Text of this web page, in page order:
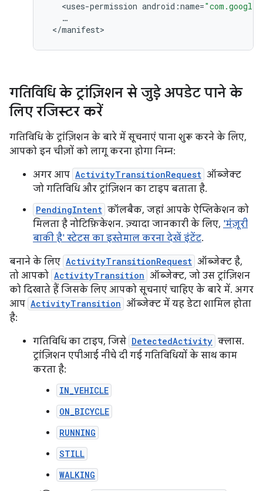
<uses-permission android :name=
…
</manifest
गतिविधि के ट्रांज़िशन से जुड़े अपडेट पाने के
लिए रजिस्टर करें
गतिविधि के ट्रांज़िशन के बारे में सूचनाएं पाना शुरू करने के लिए,
आपको इन चीज़ों को लागू करना होगा निम्न:
अगर आप ActivityTransitionRequest ऑब्जेक्ट
जो गतिविधि और ट्रांज़िशन का टाइप बताता है.
PendingIntent कॉलबैक, जहां आपके ऐप्लिकेशन को
मिलता है नोटिफ़िकेशन. ज़्यादा जानकारी के लिए, 'मंज़ूरी
बाकी है' स्टेटस का इस्तेमाल करना देखें इंटेंट.
बनाने के लिए ActivityTransitionRequest ऑब्जेक्ट है,
तो आपको ActivityTransition ऑब्जेक्ट, जो उस ट्रांज़िशन
को दिखाते हैं जिसके लिए आपको सूचनाएं चाहिए के बारे में. अगर
आप ActivityTransition ऑब्जेक्ट में यह डेटा शामिल होता
है:
गतिविधि का टाइप, जिसे DetectedActivity क्लास.
ट्रांज़िशन एपीआई नीचे दी गई गतिविधियों के साथ काम
करता है:
IN_VEHICLE
ON_BICYCLE
RUNNING
STILL
WALKING